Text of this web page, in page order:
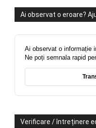
Ai observat o eroare?
Ai observat o informație
Ne poți semnala rapid
Verificare / întreținere